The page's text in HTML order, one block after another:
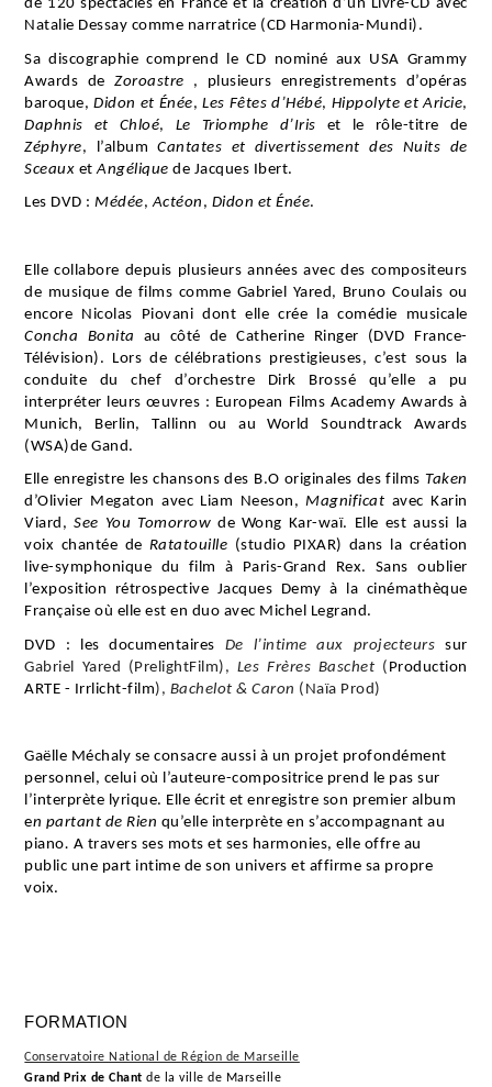
de 120 spectacles en France et la création d’un Livre-CD avec
Natalie Dessay comme narratrice (CD Harmonia-Mundi).
Sa discographie comprend le CD nominé aux USA Grammy
Awards deZoroastre , plusieurs enregistrements d’opéras
baroque,Didon et Énée,Les Fêtes d’Hébé, Hippolyte et Aricie,
Daphnis et Chloé, Le Triomphe d’Iris et le rôle-titre de
Zéphyre, l’albumCantates et divertissement des Nuits de
Sceaux etAngéliquede Jacques Ibert.
Les DVD :Médée,Actéon , Didon et Énée.
Elle collabore depuis plusieurs années avec des compositeurs
de musique de films comme Gabriel Yared, Bruno Coulais ou
encore Nicolas Piovani dont elle crée la comédie musicale
Concha Bonita
au côté de Catherine Ringer (DVD France-
Télévision). Lors de célébrations prestigieuses, c’est sous la
conduite du chef d’orchestre Dirk Brossé qu’elle a pu
interpréter leurs œuvres : European Films Academy Awards à
Munich, Berlin, Tallinn ou auWorld Soundtrack Awards
(WSA)de Gand.
Elle enregistre les chansons des B.O originales des filmsTaken
d’Olivier Megaton avec Liam Neeson,Magnificat avec Karin
Viard,See You Tomorrow de Wong Kar-waï. Elle est aussi la
voix chantée de Ratatouille (studio PIXAR) dans la création
live-symphonique du film à Paris-Grand Rex. Sans oublier
l’exposition rétrospective Jacques Demy à la cinémathèque
Française où elle est en duo avec Michel Legrand.
DVD : les documentaires De l’intime aux projecteurs sur
Gabriel Yared (PrelightFilm), Les Frères Baschet ( Production
ARTE - Irrlicht-film), Bachelot & Caron (Naïa Prod)
Gaëlle Méchaly se consacre aussi à un projet profondément
personnel, celui où l’auteure-compositrice prend le pas sur
l’interprète lyrique. Elle écrit et enregistre son premier album
en partant de Rien qu’elle interprète en s’accompagnant au
piano. A travers ses mots et ses harmonies, elle offre au
public une part intime de son univers et affirme sa propre
voix.
FORMATION
Conservatoire National de Région de Marseille
Grand Prix de Chantde la ville de Marseille